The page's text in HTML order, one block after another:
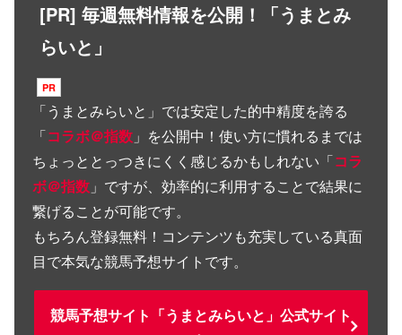
[PR] 毎週無料情報を公開！「うまとみ
らいと」
「うまとみらいと 」では安定した的中精度を誇る
「コラボ＠指数 」を公開中！使い方に慣れるまでは
ちょっととっつきにくく感じるかもしれない「コラ
ボ＠指数 」ですが、効率的に利用することで結果に
繋げることが可能です。
もちろん登録無料！コンテンツも充実している真面
目で本気な競馬予想サイトです。
競馬予想サイト「うまとみらいと」公式サイト